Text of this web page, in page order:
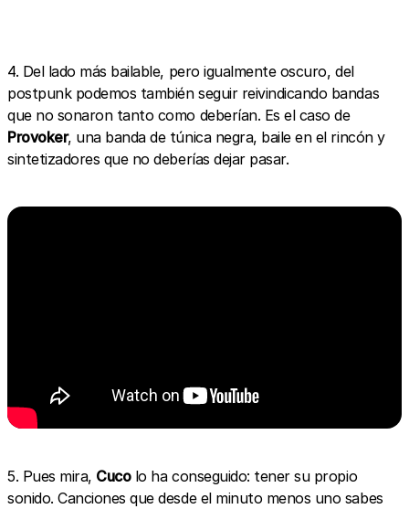
4. Del lado más bailable, pero igualmente oscuro, del
postpunk podemos también seguir reivindicando bandas
que no sonaron tanto como deberían. Es el caso de
Provoker, una banda de túnica negra, baile en el rincón y
sintetizadores que no deberías dejar pasar.
5. Pues mira, Cucolo ha conseguido: tener su propio
sonido. Canciones que desde el minuto menos uno sabes